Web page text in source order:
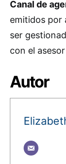
Canal de
emitidos por
ser
con el
Autor